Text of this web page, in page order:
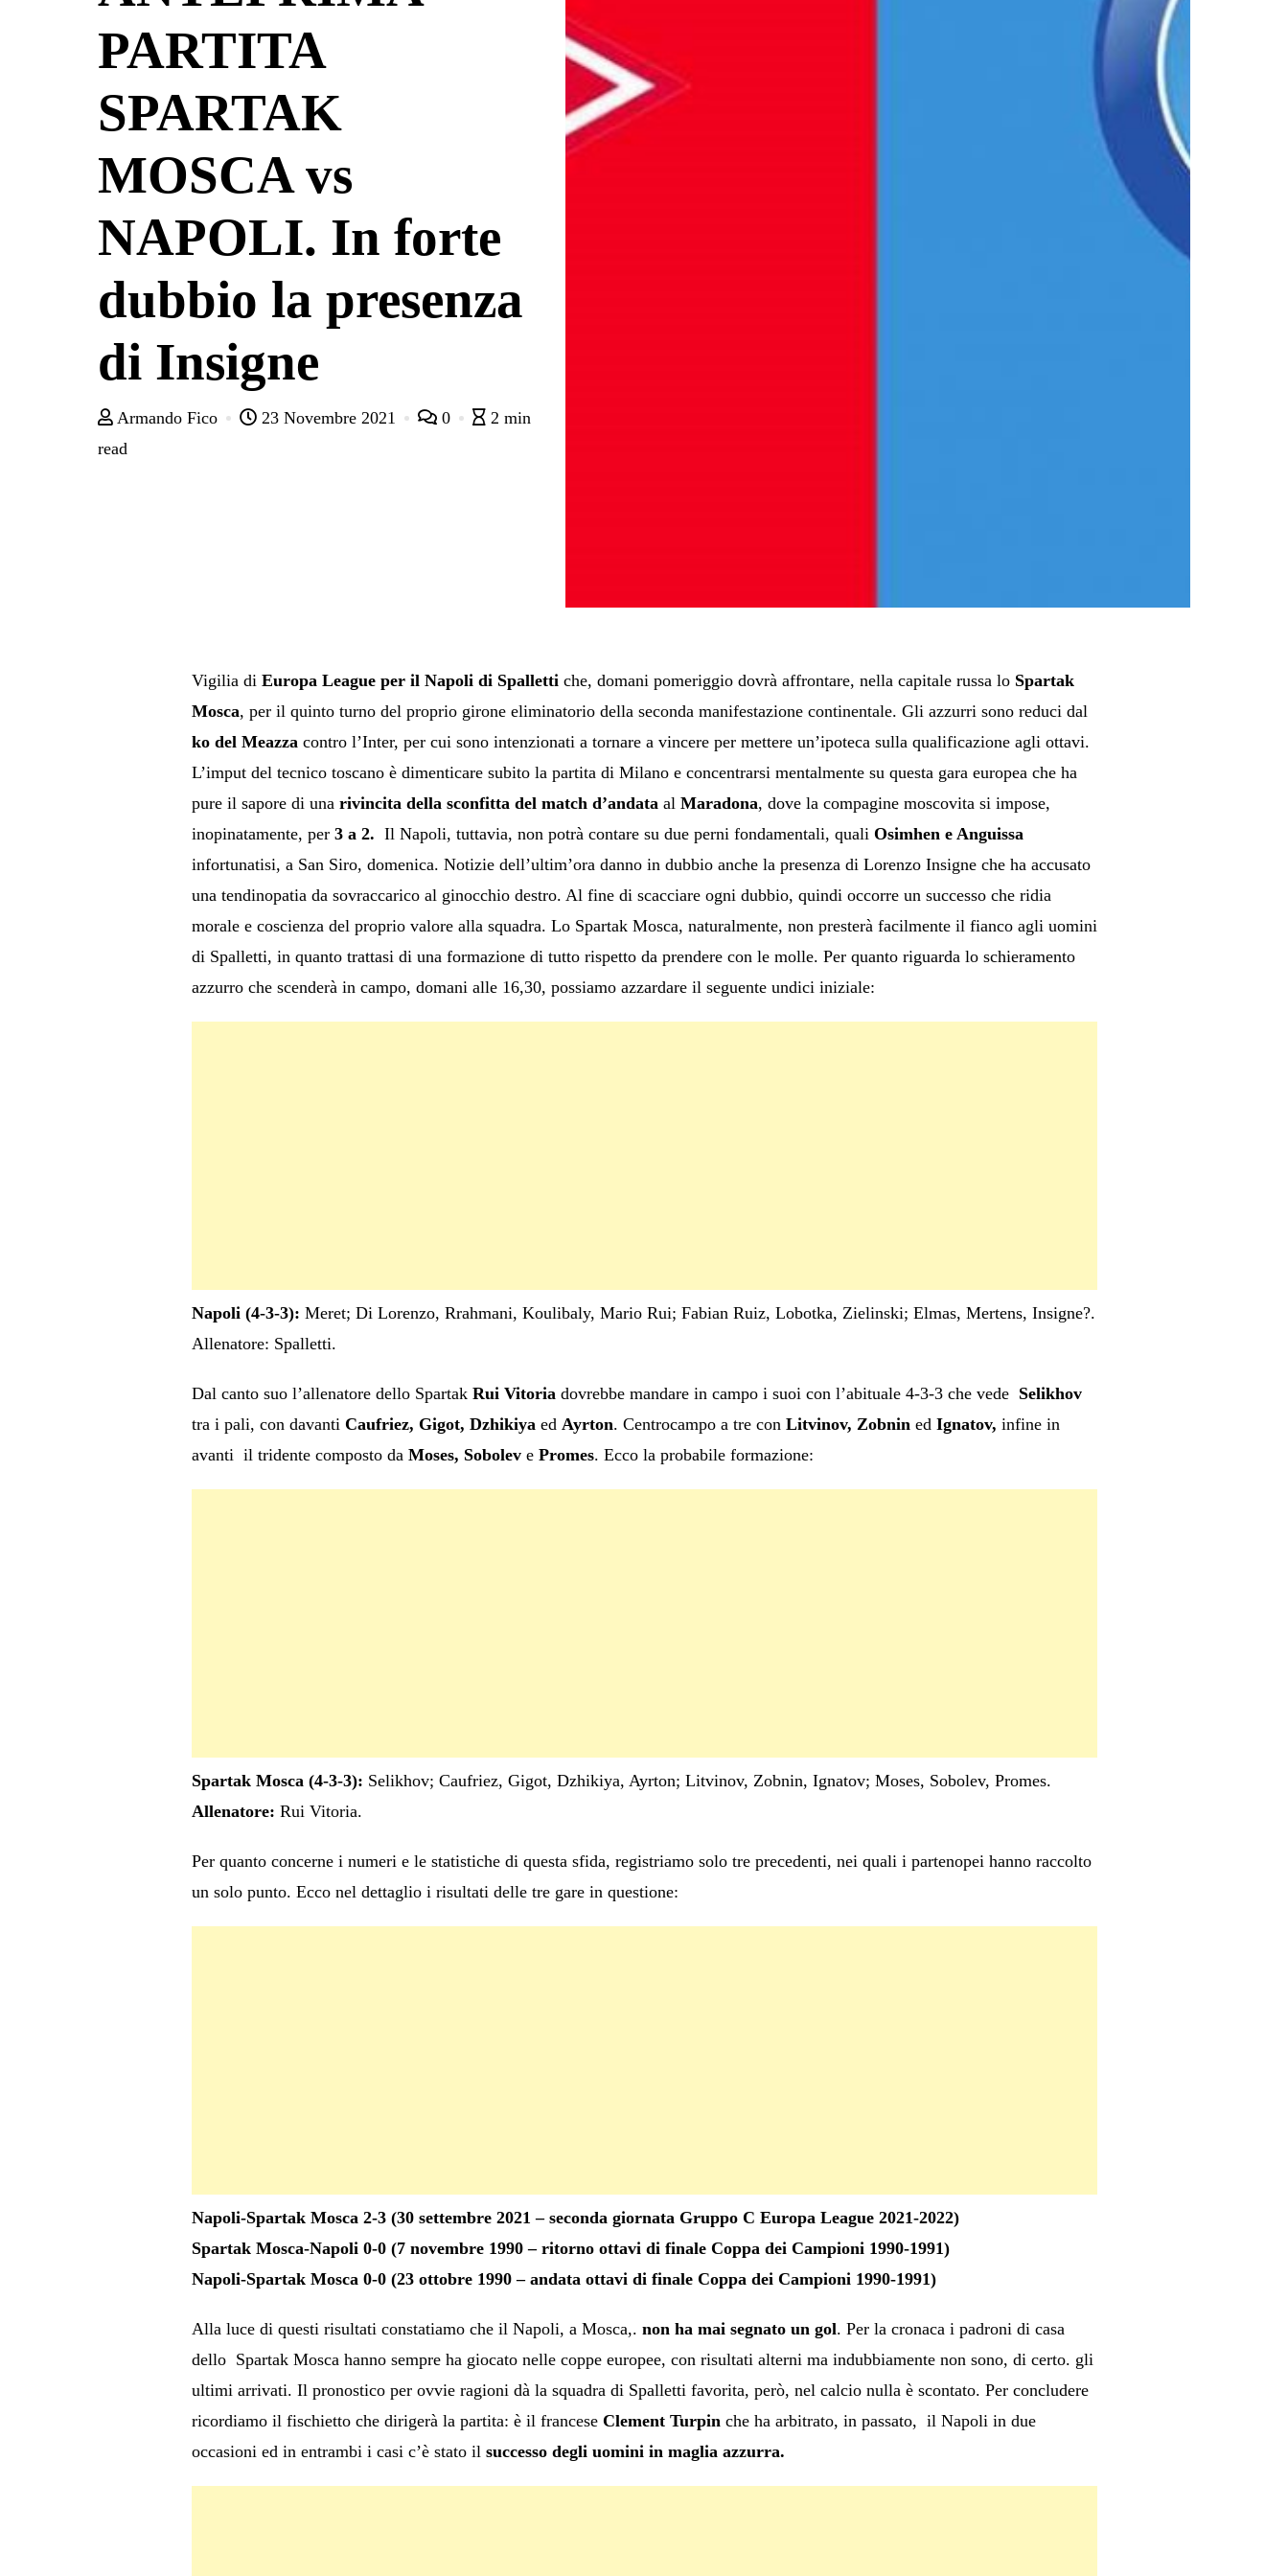
PARTITA
SPARTAK
MOSCA vs
NAPOLI. In forte
dubbio la presenza
di Insigne
Armando Fico 23 Novembre 2021 0
2 min
read
Vigilia di Europa League per il Napoli di Spallettiche, domani pomeriggio dovrà affrontare, nella capitale russa lo Spartak
Mosca, per il quinto turno del proprio girone eliminatorio della seconda manifestazione continentale. Gli azzurri sono reduci dal
ko del Meazzacontro l’Inter, per cui sono intenzionati a tornare a vincere per mettere un’ipoteca sulla qualificazione agli ottavi.
L’imput del tecnico toscano è dimenticare subito la partita di Milano e concentrarsi mentalmente su questa gara europea che ha
pure il sapore di una rivincita della sconfitta del match d’andataalMaradona, dove la compagine moscovita si impose,
inopinatamente, per3 a 2. Il Napoli, tuttavia, non potrà contare su due perni fondamentali, quali Osimhen e Anguissa
infortunatisi, a San Siro, domenica. Notizie dell’ultim’ora danno in dubbio anche la presenza di Lorenzo Insigne che ha accusato
una tendinopatia da sovraccarico al ginocchio destro. Al fine di scacciare ogni dubbio, quindi occorre un successo che ridia
morale e coscienza del proprio valore alla squadra. Lo Spartak Mosca, naturalmente, non presterà facilmente il fianco agli uomini
di Spalletti, in quanto trattasi di una formazione di tutto rispetto da prendere con le molle. Per quanto riguarda lo schieramento
azzurro che scenderà in campo, domani alle 16,30, possiamo azzardare il seguente undici iniziale:
Napoli (4-3-3): Meret; Di Lorenzo, Rrahmani, Koulibaly, Mario Rui; Fabian Ruiz, Lobotka, Zielinski; Elmas, Mertens, Insigne?.
Allenatore: Spalletti.
Dal canto suo l’allenatore dello Spartak Rui Vitoriadovrebbe mandare in campo i suoi con l’abituale 4-3-3 che vede Selikhov
tra i pali, con davanti Caufriez, Gigot, DzhikiyaedAyrton. Centrocampo a tre con Litvinov, ZobninedIgnatov, infine in
avanti il tridente composto da Moses, Soboleve Promes. Ecco la probabile formazione:
Spartak Mosca (4-3-3): Selikhov; Caufriez, Gigot, Dzhikiya, Ayrton; Litvinov, Zobnin, Ignatov; Moses, Sobolev, Promes.
Allenatore: Rui Vitoria.
Per quanto concerne i numeri e le statistiche di questa sfida, registriamo solo tre precedenti, nei quali i partenopei hanno raccolto
un solo punto. Ecco nel dettaglio i risultati delle tre gare in questione:
Napoli-Spartak Mosca 2-3 (30 settembre 2021 – seconda giornata Gruppo C Europa League 2021-2022)
Spartak Mosca-Napoli 0-0 (7 novembre 1990 – ritorno ottavi di finale Coppa dei Campioni 1990-1991)
Napoli-Spartak Mosca 0-0 (23 ottobre 1990 – andata ottavi di finale Coppa dei Campioni 1990-1991)
Alla luce di questi risultati constatiamo che il Napoli, a Mosca,. non ha mai segnato un gol. Per la cronaca i padroni di casa
dello Spartak Mosca hanno sempre ha giocato nelle coppe europee, con risultati alterni ma indubbiamente non sono, di certo. gli
ultimi arrivati. Il pronostico per ovvie ragioni dà la squadra di Spalletti favorita, però, nel calcio nulla è scontato. Per concludere
ricordiamo il fischietto che dirigerà la partita: è il franceseClement Turpinche ha arbitrato, in passato, il Napoli in due
occasioni ed in entrambi i casi c’è stato ilsuccesso degli uomini in maglia azzurra.